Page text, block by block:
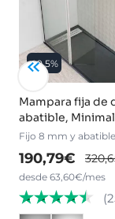
40.5%
Mampara fija de
abatible,
Fijo 8 mm y
190,79€
desde 63,60€/mes